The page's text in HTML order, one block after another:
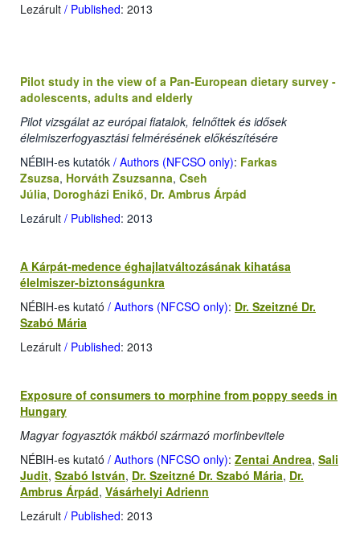
Lezárult / Published: 2013
Pilot study in the view of a Pan-European dietary survey -
adolescents, adults and elderly
Pilot vizsgálat az európai fiatalok, felnőttek és idősek
élelmiszerfogyasztási felmérésének előkészítésére
NÉBIH-es kutatók / Authors (NFCSO only): Farkas
Zsuzsa, Horváth Zsuzsanna, Cseh
Júlia, Dorogházi Enikő, Dr. Ambrus Árpád
Lezárult / Published: 2013
A Kárpát-medence éghajlatváltozásának kihatása
élelmiszer-biztonságunkra
NÉBIH-es kutató / Authors (NFCSO only): Dr. Szeitzné Dr.
Szabó Mária
Lezárult / Published: 2013
Exposure of consumers to morphine from poppy seeds in
Hungary
Magyar fogyasztók mákból származó morfinbevitele
NÉBIH-es kutató / Authors (NFCSO only): Zentai Andrea, Sali
Judit, Szabó István, Dr. Szeitzné Dr. Szabó Mária, Dr.
Ambrus Árpád, Vásárhelyi Adrienn
Lezárult / Published: 2013